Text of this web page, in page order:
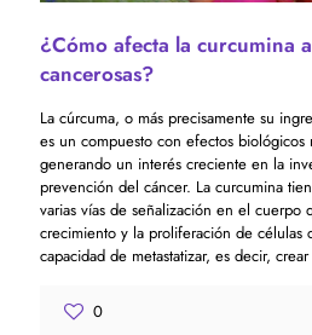
¿Cómo afecta la curcumina
cancerosas?
La cúrcuma, o más precisamente su
es un compuesto con efectos biológicos
generando un interés creciente en la
prevención del cáncer. La curcumina
varias vías de señalización en el cuerpo
crecimiento y la proliferación de células
capacidad de metastatizar, es decir, crear
0